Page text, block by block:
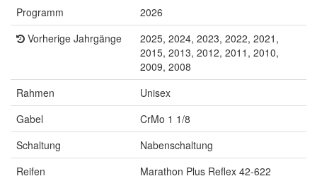
Programm
2026
Vorherige Jahrgänge
2025, 2024, 2023, 2022, 2021,
2015, 2013, 2012, 2011, 2010,
2009, 2008
Rahmen
Unisex
Gabel
CrMo 1 1/8
Schaltung
Nabenschaltung
Reifen
Marathon Plus Reflex 42-622